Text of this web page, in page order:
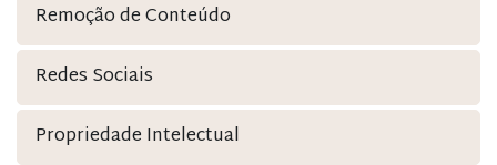
Remoção de Conteúdo
Redes Sociais
Propriedade Intelectual